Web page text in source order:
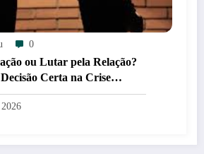
0
ou Lutar pela Relação?
Certa na Crise